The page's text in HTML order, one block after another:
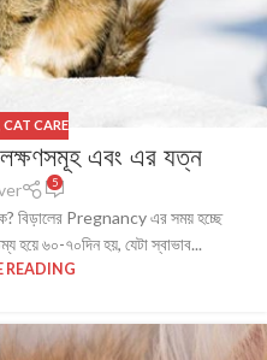
CAT CARE
এবং এর যত্ন
5
বিড়ালের Pregnancy এর সময় হচ্ছে
হয়ে ৬০-৭০দিন হয়, যেটা স্বাভাব...
READING